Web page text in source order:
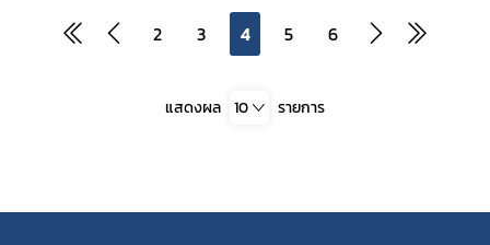
2 3 4 5 6
แสดงผล 10 รายการ